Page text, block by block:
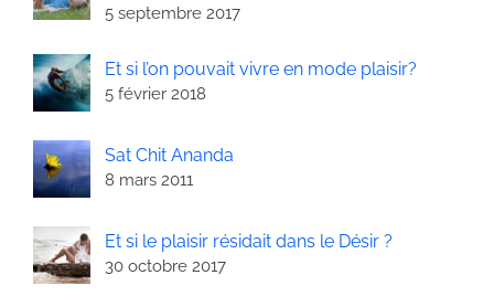
5 septembre 2017
Et si l’on pouvait vivre en mode plaisir?
5 février 2018
Sat Chit Ananda
8 mars 2011
Et si le plaisir résidait dans le Désir ?
30 octobre 2017